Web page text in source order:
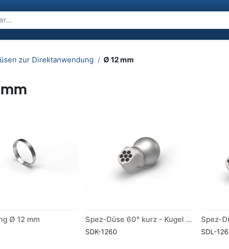
zur Direktanwendung Ø 12 mm
Ø 12 mm Spez-Düse 60° kurz - Kugel Ø 12 mm
SDK-1260 SDL-